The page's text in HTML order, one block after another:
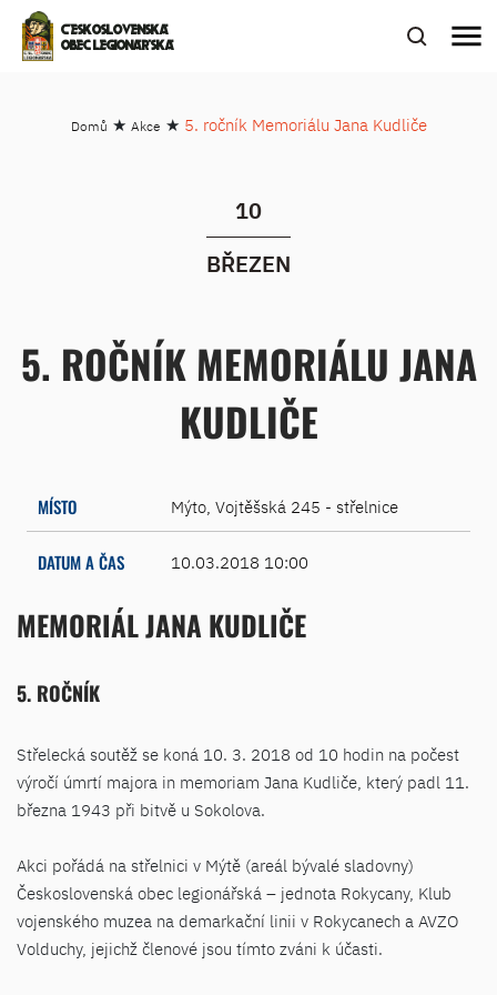
ČESKOSLOVENSKÁ
OBEC LEGIONÁŘSKÁ
menu
Domů ★ Akce ★ 5. ročník Memoriálu Jana Kudliče
10
BŘEZEN
5. ROČNÍK MEMORIÁLU JANA
KUDLIČE
MÍSTO Mýto, Vojtěšská 245 - střelnice
DATUM A ČAS 10.03.2018 10:00
MEMORIÁL JANA KUDLIČE
5. ROČNÍK
Střelecká soutěž se koná 10. 3. 2018 od 10 hodin na počest
výročí úmrtí majora in memoriam Jana Kudliče, který padl 11.
března 1943 při bitvě u Sokolova.
Akci pořádá na střelnici v Mýtě (areál bývalé sladovny)
Československá obec legionářská – jednota Rokycany, Klub
vojenského muzea na demarkační linii v Rokycanech a AVZO
Volduchy, jejichž členové jsou tímto zváni k účasti.